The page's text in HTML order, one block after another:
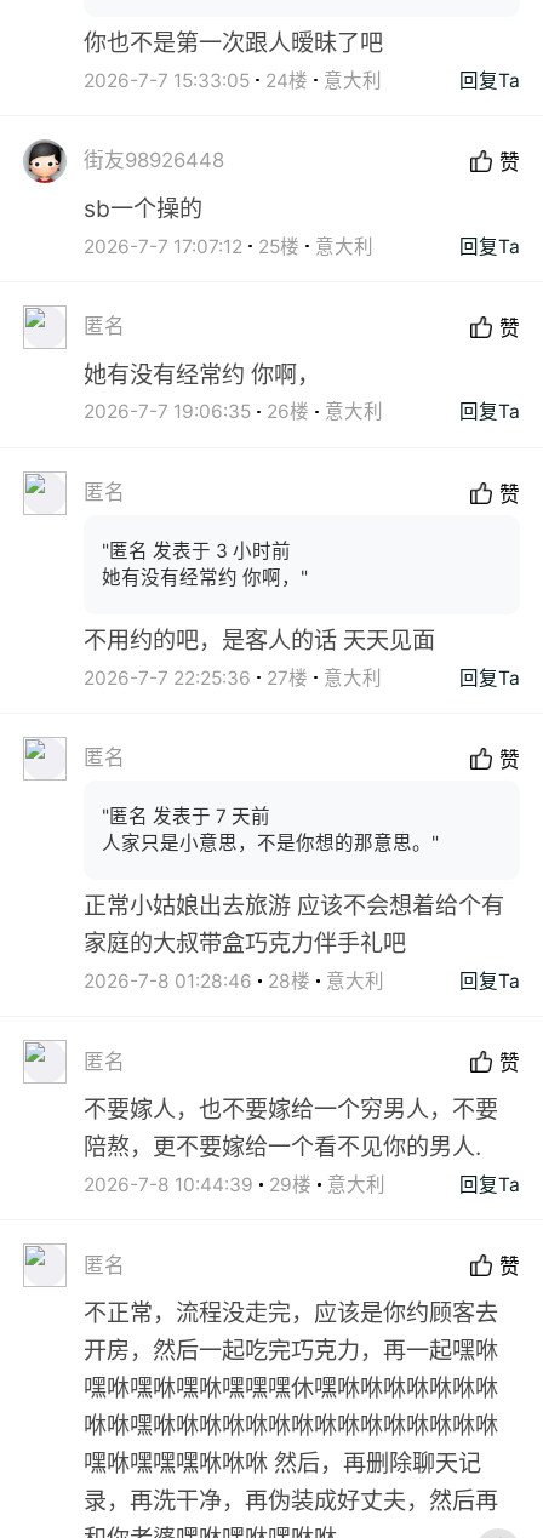
你也不是第一次跟人暧昧了吧
2026-7-7 15:33:05 24楼 意大利 回复Ta
街友98926448 赞
sb一个操的
2026-7-7 17:07:12 25楼 意大利 回复Ta
匿名 赞
她有没有经常约 你啊，
2026-7-7 19:06:35 26楼 意大利 回复Ta
匿名 赞
"匿名 发表于 3 小时前
她有没有经常约 你啊，"
不用约的吧，是客人的话 天天见面
2026-7-7 22:25:36 27楼 意大利 回复Ta
匿名 赞
"匿名 发表于 7 天前
人家只是小意思，不是你想的那意思。"
正常小姑娘出去旅游 应该不会想着给个有
家庭的大叔带盒巧克力伴手礼吧
2026-7-8 01:28:46 28楼 意大利 回复Ta
匿名 赞
不要嫁人，也不要嫁给一个穷男人，不要
陪熬，更不要嫁给一个看不见你的男人.
2026-7-8 10:44:39 29楼 意大利 回复Ta
匿名 赞
不正常，流程没走完，应该是你约顾客去
开房，然后一起吃完巧克力，再一起嘿咻
嘿咻嘿咻嘿咻嘿嘿嘿休嘿咻咻咻咻咻咻咻
咻咻嘿咻咻咻咻咻咻咻咻咻咻咻咻咻咻咻
嘿咻嘿嘿嘿咻咻咻 然后，再删除聊天记
录，再洗干净，再伪装成好丈夫，然后再